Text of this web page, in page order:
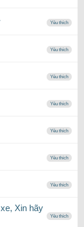
Yêu thích
Yêu thích
Yêu thích
Yêu thích
Yêu thích
Yêu thích
Yêu thích
Xin hãy
Yêu thích